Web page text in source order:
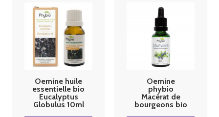
Oemine huile
essentielle bio
Eucalyptus
Globulus 10ml
Oemine
phybio
Macérat de
bourgeons bio